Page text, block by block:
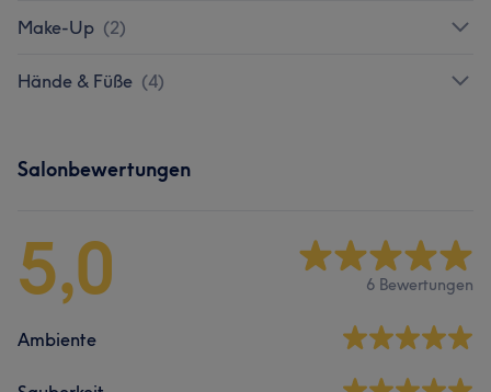
Make-Up (2)
Hände & Füße (4)
Salonbewertungen
5,0 6 Bewertungen
Ambiente